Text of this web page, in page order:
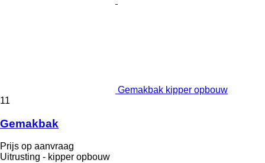
Gemakbak kipper opbouw
11
Gemakbak
Prijs op aanvraag
Uitrusting - kipper opbouw